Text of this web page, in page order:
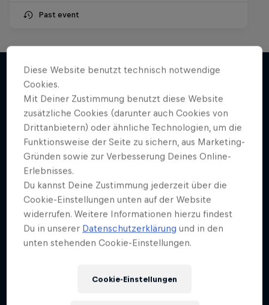
Past event
Mehr davon
Diese Website benutzt technisch notwendige
Cookies.
Mit Deiner Zustimmung benutzt diese Website
zusätzliche Cookies (darunter auch Cookies von
Drittanbietern) oder ähnliche Technologien, um die
Funktionsweise der Seite zu sichern, aus Marketing-
Gründen sowie zur Verbesserung Deines Online-
Erlebnisses.
Du kannst Deine Zustimmung jederzeit über die
Cookie-Einstellungen unten auf der Website
widerrufen. Weitere Informationen hierzu findest
Du in unserer Datenschutzerklärung und in den
unten stehenden Cookie-Einstellungen.
Cookie-Einstellungen